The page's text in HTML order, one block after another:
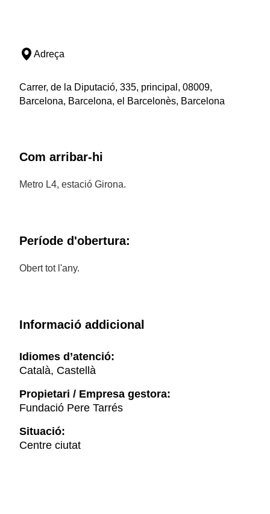
Adreça
Carrer, de la Diputació, 335, principal, 08009,
Barcelona, Barcelona, el Barcelonès, Barcelona
Com arribar-hi
Metro L4, estació Girona.
Període d'obertura:
Obert tot l'any.
Informació addicional
Idiomes d’atenció:
Català, Castellà
Propietari / Empresa gestora:
Fundació Pere Tarrés
Situació:
Centre ciutat